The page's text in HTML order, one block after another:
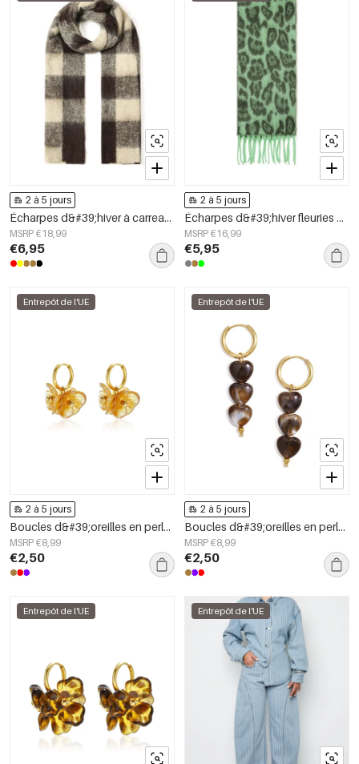
2 à 5 jours
Écharpes d&#39;hiver à carreaux, simples, en polyester, accessoires du quotidien
MSRP €18,99
€6,95
2 à 5 jours
Écharpes d&#39;hiver fleuries en polyester décontracté, accessoires du quotidien
MSRP €16,99
€5,95
Entrepôt de l'UE
2 à 5 jours
Boucles d&#39;oreilles en perles d&#39;acier inoxydable, style floral, collection Daily Simple, bijoux pour femmes
MSRP €8,99
€2,50
Entrepôt de l'UE
2 à 5 jours
Boucles d&#39;oreilles en perles d&#39;acier inoxydable en forme de cœur, collection Daily Simple, bijoux pour femmes
MSRP €8,99
€2,50
Entrepôt de l'UE Entrepôt de l'UE